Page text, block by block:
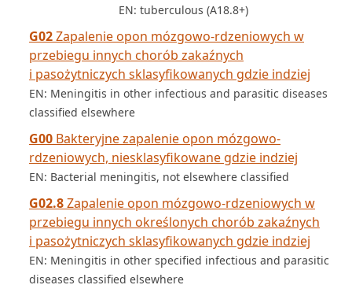
EN: tuberculous (A18.8+)
G02Zapalenie opon mózgowo-rdzeniowych w
przebiegu innych chorób zakaźnych
i pasożytniczych sklasyfikowanych gdzie indziej
EN: Meningitis in other infectious and parasitic diseases
classified elsewhere
G00 Bakteryjne zapalenie opon mózgowo-
rdzeniowych, niesklasyfikowane gdzie indziej
EN: Bacterial meningitis, not elsewhere classified
G02.8Zapalenie opon mózgowo-rdzeniowych w
przebiegu innych określonych chorób zakaźnych
i pasożytniczych sklasyfikowanych gdzie indziej
EN: Meningitis in other specified infectious and parasitic
diseases classified elsewhere